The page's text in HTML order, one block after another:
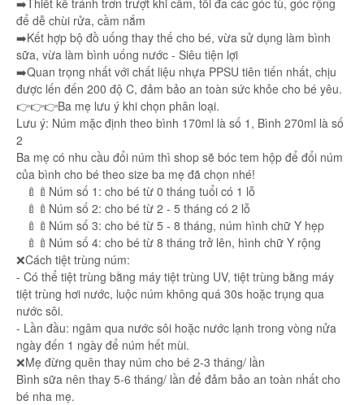
để dễ chùi rửa, cầm nắm
➡️Kết hợp bộ đồ uống thay thế cho bé, vừa sử dụng làm bình
sữa, vừa làm bình uống nước - Siêu tiện lợi
➡️Quan trọng nhất với chất liệu nhựa PPSU tiên tiến nhất, chịu
được lến đến 200 độ C, đảm bảo an toàn sức khỏe cho bé yêu.
👉👉👉Ba mẹ lưu ý khi chọn phân loại.
Lưu ý: Núm mặc định theo bình 170ml là số 1, Bình 270ml là số
2
Ba mẹ có nhu cầu đổi núm thì shop sẽ bóc tem hộp để đổi núm
của bình cho bé theo size ba mẹ đã chọn nhé!
🍼🍼Núm số 1: cho bé từ 0 tháng tuổi có 1 lỗ
🍼🍼Núm số 2: cho bé từ 2 - 5 tháng có 2 lỗ
🍼🍼Núm số 3: cho bé từ 5 - 8 tháng, núm hình chữ Y hẹp
🍼🍼Núm số 4: cho bé từ 8 tháng trở lên, hình chữ Y rộng
❌Cách tiệt trùng núm:
- Có thể tiệt trùng bằng máy tiệt trùng UV, tiệt trùng bằng máy
tiệt trùng hơi nước, luộc núm không quá 30s hoặc trụng qua
nước sôi.
- Lần đầu: ngâm qua nước sôi hoặc nước lạnh trong vòng nửa
ngày đến 1 ngày để núm hết mùi.
❌Mẹ đừng quên thay núm cho bé 2-3 tháng/ lần
Bình sữa nên thay 5-6 tháng/ lần để đảm bảo an toàn nhất cho
bé nha mẹ.